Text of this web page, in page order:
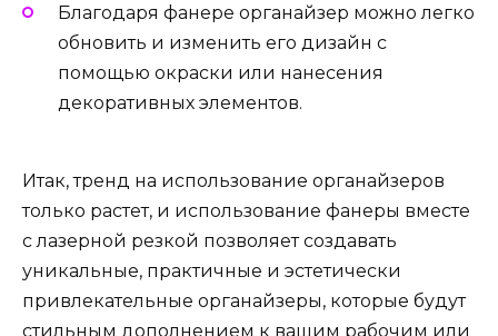
Благодаря фанере органайзер можно легко
обновить и изменить его дизайн с
помощью окраски или нанесения
декоративных элементов.
Итак, тренд на использование органайзеров
только растет, и использование фанеры вместе
с лазерной резкой позволяет создавать
уникальные, практичные и эстетически
привлекательные органайзеры, которые будут
стильным дополнением к вашим рабочим или